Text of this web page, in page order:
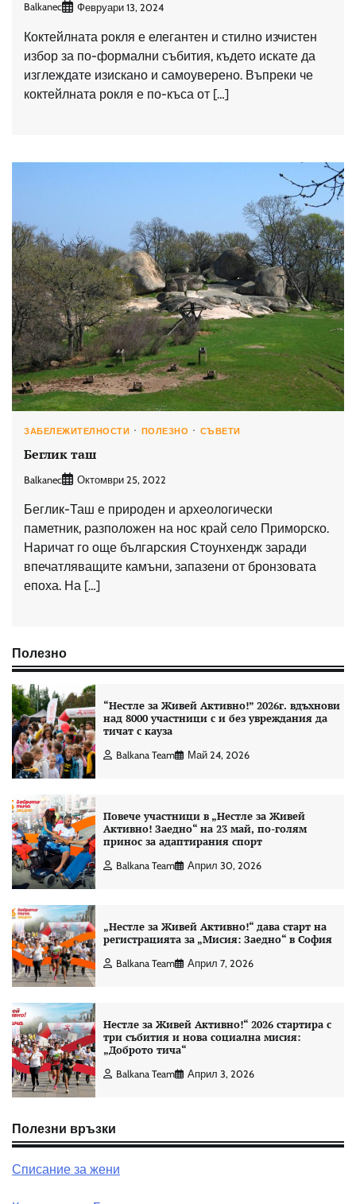
Balkanec Февруари 13, 2024
Коктейлната рокля е елегантен и стилно изчистен
избор за по-формални събития, където искате да
изглеждате изискано и самоуверено. Въпреки че
коктейлната рокля е по-къса от […]
ЗАБЕЛЕЖИТЕЛНОСТИ ПОЛЕЗНО СЪВЕТИ
Беглик таш
Balkanec Октомври 25, 2022
Беглик-Таш е природен и археологически
паметник, разположен на нос край село Приморско.
Наричат ​​го още българския Стоунхендж заради
впечатляващите камъни, запазени от бронзовата
епоха. На […]
Полезно
“Нестле за Живей Aктивно!” 2026г. вдъхнови
над 8000 участници с и без увреждания да
тичат с кауза
Balkana Team Май 24, 2026
Повече участници в „Нестле за Живей
Активно! Заедно“ на 23 май, по-голям
принос за адаптирания спорт
Balkana Team Април 30, 2026
„Нестле за Живей Активно!“ дава старт на
регистрацията за „Мисия: Заедно“ в София
Balkana Team Април 7, 2026
Нестле за Живей Активно!“ 2026 стартира с
три събития и нова социална мисия:
„Доброто тича“
Balkana Team Април 3, 2026
Полезни връзки
Списание за жени